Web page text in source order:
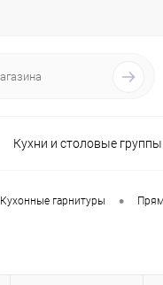
Кухни и столовые группы
Распродажа
Кухонные гарнитуры •